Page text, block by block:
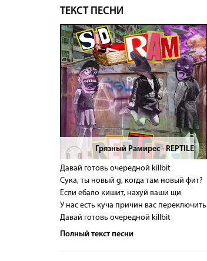
ТЕКСТ ПЕСНИ
> Грязный Рамирес - REPTILE
Давай готовь очередной killbit
Сука, ты новый g, когда там новый фит?
Если ебало кишит, нахуй ваши щи
У нас есть куча причин вас переключить
Давай готовь очередной killbit
Полный текст песни